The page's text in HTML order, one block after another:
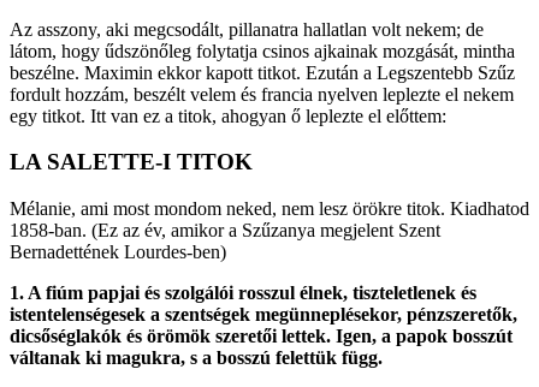
A­z asszony, aki megcsodált, pillanatra hallatlan volt nekem; de
látom, hogy űdszönőleg folytatja csinos ajkainak mozgását, mintha
beszélne. Maximin ekkor kapott titkot. Ezután a Legszentebb Szűz
fordult hozzám, beszélt velem és francia nyelven leplezte el nekem
egy titkot. Itt van ez a titok, ahogyan ő leplezte el előttem:
LA SALETTE-I TITOK
Mélanie, ami most mondom neked, nem lesz örökre titok. Kiadhatod
1858-ban. (Ez az év, amikor a Szűzanya megjelent Szent
Bernadettének Lourdes-ben)
1. A fiúm papjai és szolgálói rosszul élnek, tiszteletlenek és
istentelenségesek a szentségek megünneplésekor, pénzszeretők,
dicsőséglakók és örömök szeretői lettek. Igen, a papok bosszút
váltanak ki magukra, s a bosszú felettük függ.